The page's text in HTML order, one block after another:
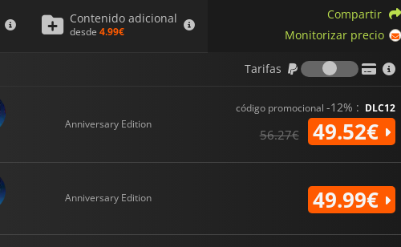
Contenido adicional
desde 4.99€
Compartir
Monitorizar precio
Tarifas
Tarifas
Anniversary Edition
código promocional -12% : DLC12
56.27€ 49.52€
Anniversary Edition 49.99€